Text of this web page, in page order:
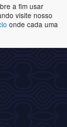
a fim usar
visite nosso
onde cada uma